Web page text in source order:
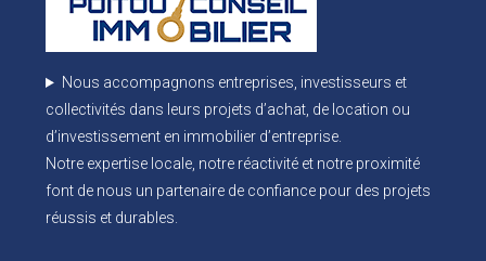
Nous accompagnons entreprises, investisseurs et
collectivités dans leurs projets d’achat, de location ou
d’investissement en immobilier d’entreprise.
Notre expertise locale, notre réactivité et notre proximité
font de nous un partenaire de confiance pour des projets
réussis et durables.